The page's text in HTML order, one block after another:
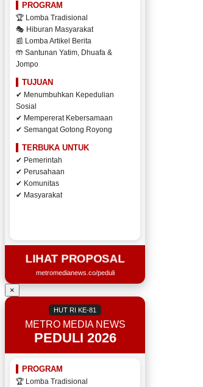
PROGRAM
🏆 Lomba Tradisional
🎭 Hiburan Masyarakat
📰 Lomba Artikel Berita
🤲 Santunan Yatim, Dhuafa &
Jompo
TUJUAN
✔ Menumbuhkan Kepedulian
Sosial
✔ Mempererat Kebersamaan
✔ Semangat Gotong Royong
TERBUKA UNTUK
✔ Pemerintah
✔ Perusahaan
✔ Komunitas
✔ Masyarakat
LIHAT PROPOSAL
metromedianews.co/peduli
×
HUT RI KE-81
METRO MEDIA NEWS
PEDULI 2026
PROGRAM
🏆 Lomba Tradisional